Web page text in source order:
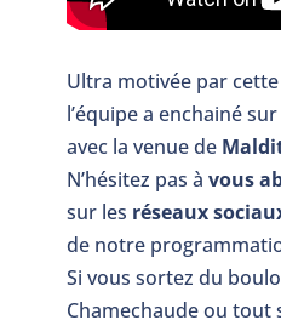
Ultra motivée par
l’équipe a enchainé
avec la venue de
N’hésitez pas à vous
sur les réseaux
de notre
Si vous sortez du
Chamechaude ou tout